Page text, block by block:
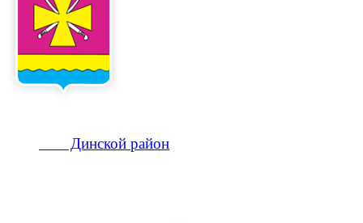
Динской район